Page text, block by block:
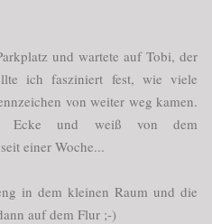
und wartete auf Tobi, der
ich fasziniert fest, wie viele
von weiter weg kamen.
und weiß von dem
einer Woche...
in dem kleinen Raum und die
auf dem Flur ;-)